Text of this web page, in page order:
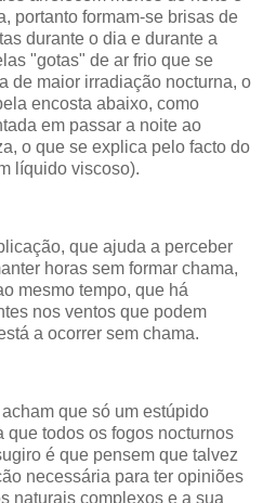
portanto formam-se brisas de
durante o dia e durante a
"gotas" de ar frio que se
de maior irradiação nocturna, o
encosta abaixo, como
em passar a noite ao
o que se explica pelo facto do
líquido viscoso).
que ajuda a perceber
horas sem formar chama,
mesmo tempo, que há
nos ventos que podem
a ocorrer sem chama.
que só um estúpido
todos os fogos nocturnos
é que pensem que talvez
necessária para ter opiniões
naturais complexos e a sua